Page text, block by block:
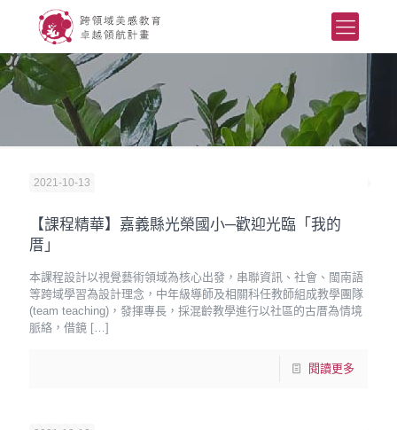
2021-10-13
【課程精華】嘉義縣光榮國小─歡迎光臨「我的
厝」
本課程設計以視覺藝術領域為核心出發，串聯資訊、社會、閩南語
等跨域學習為設計理念，中年級導師及相關科任教師組成教學團隊
(team teaching)，發揮專長，採混齡教學進行以社區的古厝為情境
脈絡，借鏡 […]
閱讀更多